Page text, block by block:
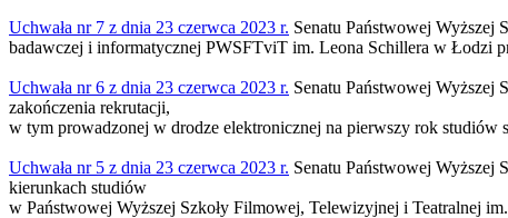
Uchwała nr 7 z dnia 23 czerwca 2023 r. Senatu Państwowej
badawczej i informatycznej PWSFTviT im. Leona Schillera w Łodzi
Uchwała nr 6 z dnia 23 czerwca 2023 r. Senatu Państwowej Wyższej
zakończenia rekrutacji,
w tym prowadzonej w drodze elektronicznej na pierwszy rok studiów
Uchwała nr 5 z dnia 23 czerwca 2023 r. Senatu Państwowej Wyższej
kierunkach studiów
w Państwowej Wyższej Szkoły Filmowej, Telewizyjnej i Teatralnej